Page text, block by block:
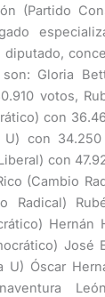
(Partido
Gloria
votos,
con
U) con
con
(Cambio
Radical)
Hernán
José
U) Óscar